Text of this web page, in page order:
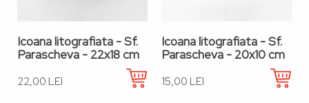
Icoana litografiata - Sf.
Parascheva - 22x18 cm
22,00 LEI
Icoana litografiata - Sf.
Parascheva - 20x10 cm
15,00 LEI